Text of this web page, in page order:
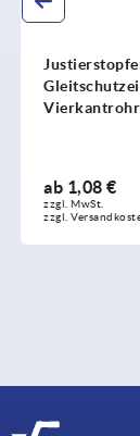
Vierkantrohre
ab1,08 €
zzgl. MwSt.
zzgl. Versandkosten